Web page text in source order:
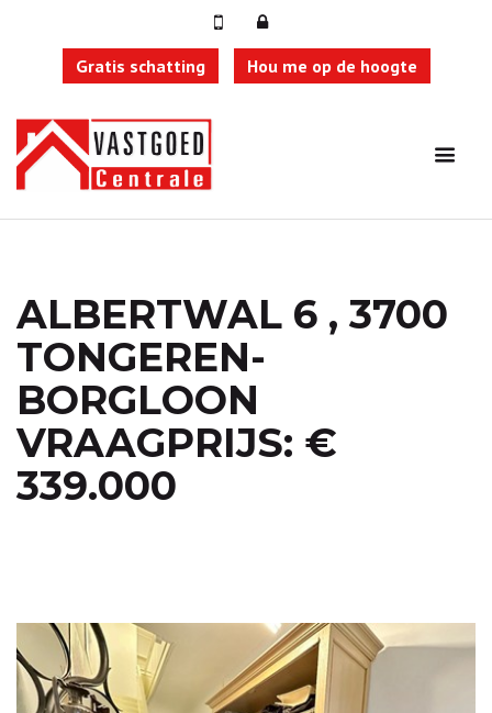
Gratis schatting Hou me op de hoogte
ALBERTWAL 6 , 3700
TONGEREN-
BORGLOON
VRAAGPRIJS: €
339.000